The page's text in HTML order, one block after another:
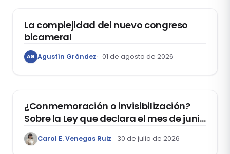
La complejidad del nuevo congreso
bicameral
AG Agustín Grández 01 de agosto de 2026
¿Conmemoración o invisibilización?
Sobre la Ley que declara el mes de junio
como el “Mes de la Vida y la Familia”
Carol E. Venegas Ruiz 30 de julio de 2026